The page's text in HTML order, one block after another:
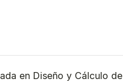
en Diseño y Cálculo de